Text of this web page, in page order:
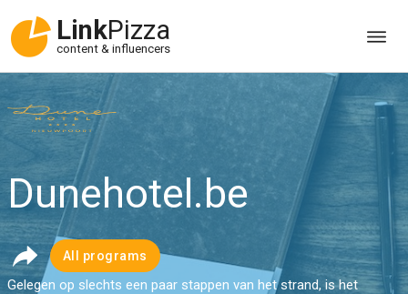
LinkPizza
content & influencers
Dunehotel.be
All programs
Gelegen op slechts een paar stappen van het strand, is het